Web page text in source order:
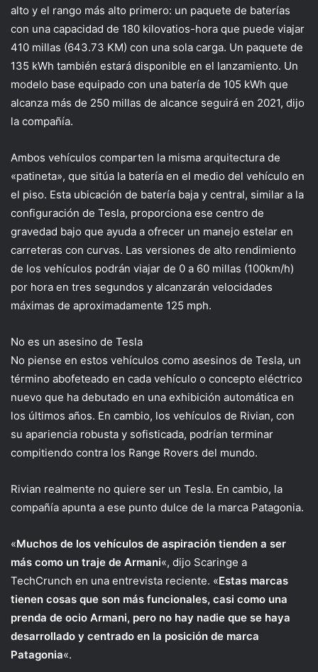
alto y el rango más alto primero: un paquete de baterías
con una capacidad de 180 kilovatios-hora que puede viajar
410 millas (643.73 KM) con una sola carga. Un paquete de
135 kWh también estará disponible en el lanzamiento. Un
modelo base equipado con una batería de 105 kWh que
alcanza más de 250 millas de alcance seguirá en 2021, dijo
la compañía.
Ambos vehículos comparten la misma arquitectura de
«patineta», que sitúa la batería en el medio del vehículo en
el piso. Esta ubicación de batería baja y central, similar a la
configuración de Tesla, proporciona ese centro de
gravedad bajo que ayuda a ofrecer un manejo estelar en
carreteras con curvas. Las versiones de alto rendimiento
de los vehículos podrán viajar de 0 a 60 millas (100km/h)
por hora en tres segundos y alcanzarán velocidades
máximas de aproximadamente 125 mph.
No es un asesino de Tesla
No piense en estos vehículos como asesinos de Tesla, un
término abofeteado en cada vehículo o concepto eléctrico
nuevo que ha debutado en una exhibición automática en
los últimos años. En cambio, los vehículos de Rivian, con
su apariencia robusta y sofisticada, podrían terminar
compitiendo contra los Range Rovers del mundo.
Rivian realmente no quiere ser un Tesla. En cambio, la
compañía apunta a ese punto dulce de la marca Patagonia.
«Muchos de los vehículos de aspiración tienden a ser
más como un traje de Armani«, dijo Scaringe a
TechCrunch en una entrevista reciente. «Estas marcas
tienen cosas que son más funcionales, casi como una
prenda de ocio Armani, pero no hay nadie que se haya
desarrollado y centrado en la posición de marca
Patagonia«.